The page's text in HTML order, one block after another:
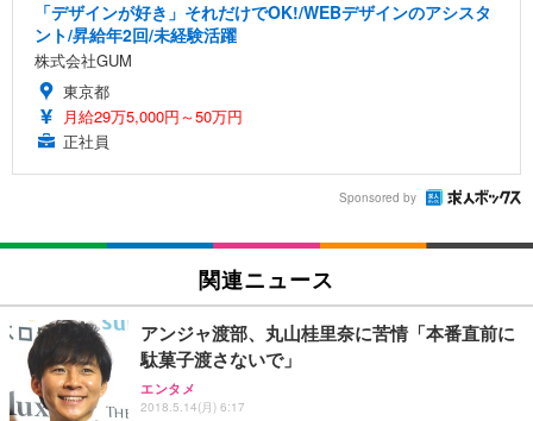
「デザインが好き」それだけでOK!/WEBデザインのアシスタ
ント/昇給年2回/未経験活躍
株式会社GUM
東京都
月給29万5,000円～50万円
正社員
Sponsored by
関連ニュース
アンジャ渡部、丸山桂里奈に苦情「本番直前に
駄菓子渡さないで」
エンタメ
2018.5.14(月) 6:17